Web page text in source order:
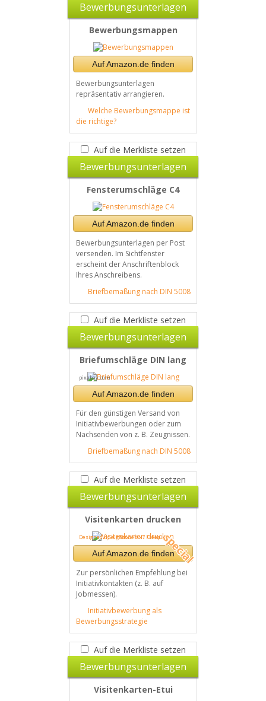
Bewerbungsunterlagen
Bewerbungsmappen
Auf Amazon.de finden
Bewerbungsunterlagen
repräsentativ arrangieren.
Welche Bewerbungsmappe ist
die richtige?
Auf die Merkliste setzen
Bewerbungsunterlagen
Fensterumschläge C4
Auf Amazon.de finden
Bewerbungsunterlagen per Post
versenden. Im Sichtfenster
erscheint der Anschriftenblock
Ihres Anschreibens.
Briefbemaßung nach DIN 5008
Auf die Merkliste setzen
Bewerbungsunterlagen
Briefumschläge DIN lang
pixabay.com
Auf Amazon.de finden
Für den günstigen Versand von
Initiativbewerbungen oder zum
Nachsenden von z. B. Zeugnissen.
Briefbemaßung nach DIN 5008
Auf die Merkliste setzen
Bewerbungsunterlagen
Visitenkarten drucken
Designed by eightonesix / Freepik
Auf Amazon.de finden
Zur persönlichen Empfehlung bei
Initiativkontakten (z. B. auf
Jobmessen).
Initiativbewerbung als
Bewerbungsstrategie
Auf die Merkliste setzen
Bewerbungsunterlagen
Visitenkarten-Etui